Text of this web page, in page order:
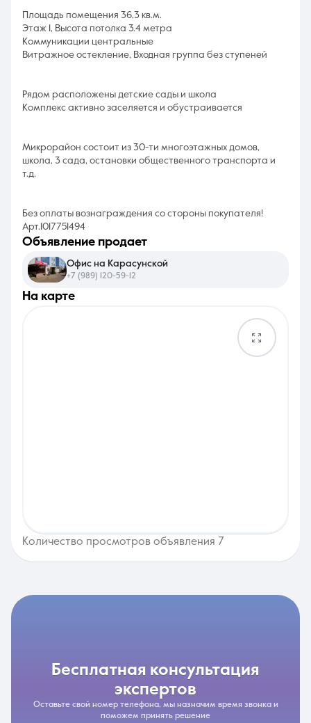
Площадь помещения 36,3 кв.м.
Этаж 1, Высота потолка 3.4 метра
Коммуникации центральные
Витражное остекление, Входная группа без ступеней
Рядом расположены детские сады и школа
Комплекс активно заселяется и обустраивается
Микрорайон состоит из 30-ти многоэтажных домов,
школа, 3 сада, остановки общественного транспорта и
т.д.
Без оплаты вознаграждения со стороны покупателя!
Арт.1017751494
на карте
Количество просмотров объявления 7
объявление продает
Офис на Карасунской
+7 (989) 120-59-12
бесплатная консультация
экспертов
Оставьте свой номер телефона, мы назначим время звонка и
поможем принять решение